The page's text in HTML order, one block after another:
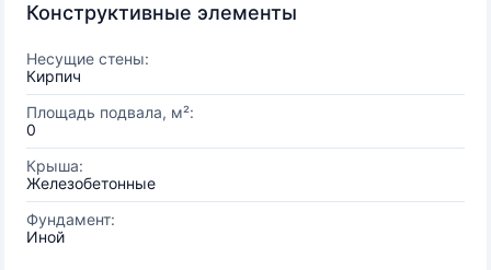
Конструктивные элементы
Несущие стены:
Кирпич
Площадь подвала, м²:
0
Крыша:
Железобетонные
Фундамент:
Иной